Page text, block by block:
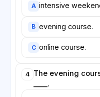
A intensive
B evening course.
C online course.
4 The evening
____.